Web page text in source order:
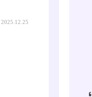
2025.12.25